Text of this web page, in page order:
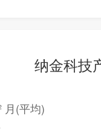
纳金科技
月(平均)